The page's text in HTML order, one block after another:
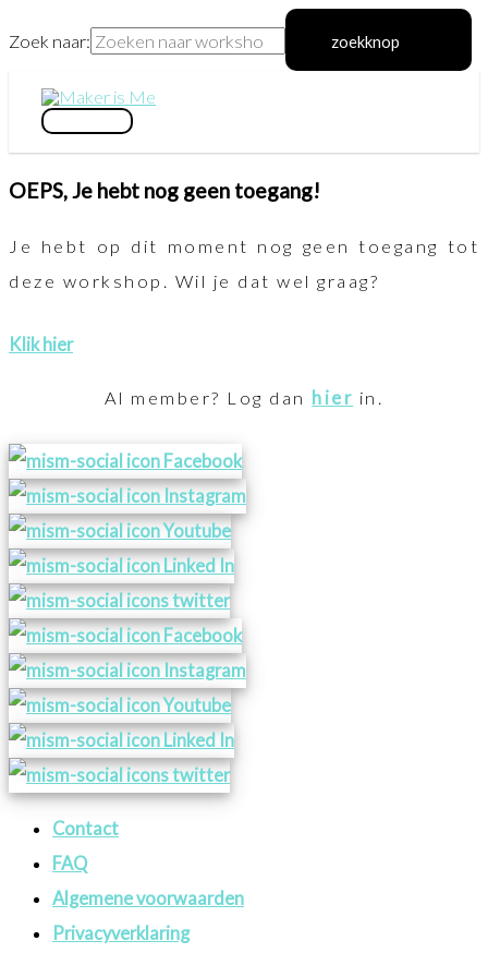
Zoek naar: zoekknop
de
inhoud
hoofdmenu
OEPS, Je hebt nog geen toegang!
Je hebt op dit moment nog geen toegang tot
deze workshop. Wil je dat wel graag?
Klik hier
Al member? Log dan hier in.
Contact
FAQ
Algemene voorwaarden
Privacyverklaring